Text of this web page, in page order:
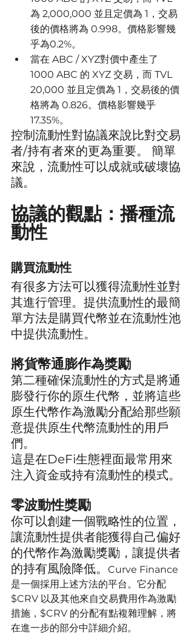
為 2,000,000 並且定價為 1，交易
後的價格將為 0.998。價格影響幾
乎為0.2%。
當在 ABC / XYZ對價中產生了
1000 ABC 的 XYZ 交易，而 TVL
20,000 並且定價為 1，交易後的價
格將為 0.826。價格影響幾乎
17.35%。
控制流動性對協議來說比對交易
者/持有者來的更為重要。 簡單
來說，流動性可以成就或破壞協
議。
協議的觀點：播種流
動性
購買流動性
有很多方法可以獲得流動性並對
其進行管理。提供流動性的最簡
單方法是購買代幣並在流動性池
中提供流動性。
將貨幣通膨作為獎勵
第二種確保流動性的方式是將通
膨發行你的原生代幣，並將這些
原生代幣作為激勵分配給那些願
意提供原生代幣流動性的用戶
們。
這是在DeFi生態裡面最常用來
注入資金或持有流動性的模式。
零波動性獎勵
你可以創建一個戰略性的位置，
讓流動性提供者能獲得自己偏好
的代幣作為激勵獎勵，讓提供者
的持有風險降低。
Curve Finance
是一個採用上述方法的平台。它分配
$CRV 以及其他來自交易費用作為激勵
措施，$CRV 的分配有點複雜理解，將
在進一步的部分中詳細介紹。